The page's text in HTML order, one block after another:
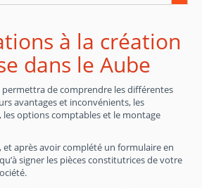
à la création
dans le Aube
de comprendre les différentes
avantages et inconvénients, les
les options comptables et le montage
et après avoir complété un formulaire en
signer les pièces constitutrices de votre